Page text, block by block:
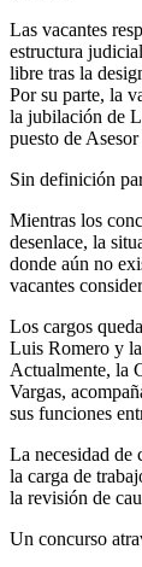
Las vacantes
estructura
libre tras la
Por su parte, la
la jubilación de
puesto de
Sin definición
Mientras los
desenlace, la
donde aún no
vacantes
Los cargos
Luis Romero y
Actualmente, la
Vargas,
sus funciones
La necesidad de
la carga de
la revisión de
Un concurso